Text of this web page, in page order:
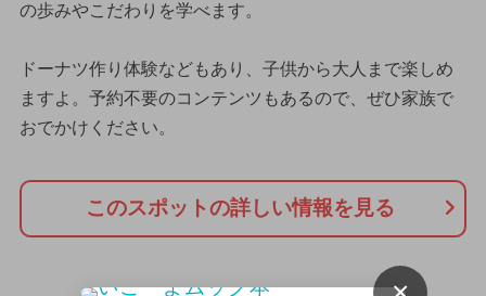
の歩みやこだわりを学べます。
ドーナツ作り体験などもあり、子供から大人まで楽しめ
ますよ。予約不要のコンテンツもあるので、ぜひ家族で
おでかけください。
このスポットの詳しい情報を見る